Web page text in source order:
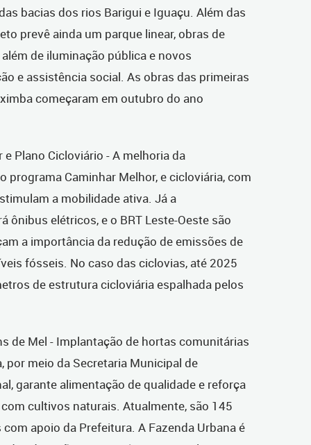
bacias dos rios Barigui e Iguaçu. Além das
prevê ainda um parque linear, obras de
de iluminação pública e novos
e assistência social. As obras das primeiras
começaram em outubro do ano
e Plano Cicloviário - A melhoria da
programa Caminhar Melhor, e cicloviária, com
a mobilidade ativa. Já a
ônibus elétricos, e o BRT Leste-Oeste são
a importância da redução de emissões de
fósseis. No caso das ciclovias, até 2025
de estrutura cicloviária espalhada pelos
de Mel - Implantação de hortas comunitárias
por meio da Secretaria Municipal de
garante alimentação de qualidade e reforça
cultivos naturais. Atualmente, são 145
apoio da Prefeitura. A Fazenda Urbana é